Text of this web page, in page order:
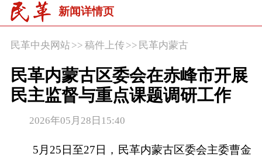
新闻详情页
民革中央网站>> 稿件上传 >> 民革内蒙古
民革内蒙古区委会在赤峰市开展
民主监督与重点课题调研工作
2026年05月28日15:40
5月25日至27日，民革内蒙古区委会主委曹金